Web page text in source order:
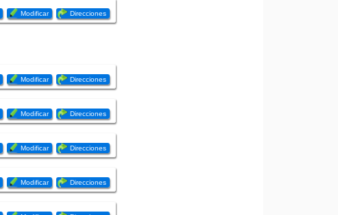
Modificar Direcciones
Modificar Direcciones
Modificar Direcciones
Modificar Direcciones
Modificar Direcciones